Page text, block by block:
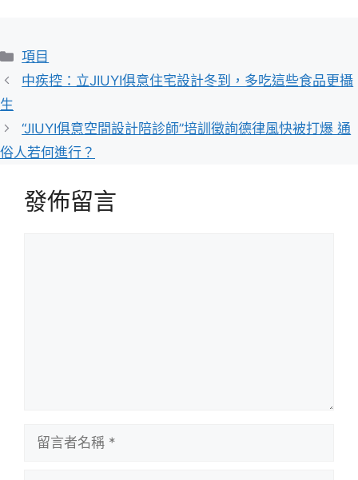
分
類
項目
中疾控：立JIUYI俱意住宅設計冬到，多吃這些食品更攝
生
“JIUYI俱意空間設計陪診師”培訓徵詢德律風快被打爆 通
俗人若何進行？
發佈留言